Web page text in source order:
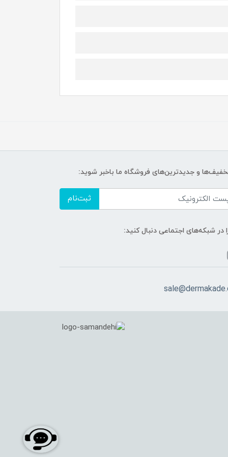
و جدیدترین‌های فروشگاه ما باخبر شوید:
ثبت‌نام
در شبکه‌های اجتماعی دنبال کنید: